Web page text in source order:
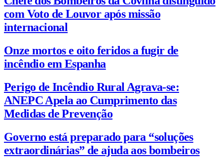
com Voto de Louvor após missão
internacional
Onze mortos e oito feridos a fugir de
incêndio em Espanha
Perigo de Incêndio Rural Agrava-se:
ANEPC Apela ao Cumprimento das
Medidas de Prevenção
Governo está preparado para “soluções
extraordinárias” de ajuda aos bombeiros